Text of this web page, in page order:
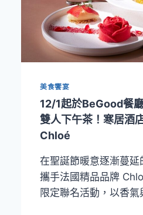
美食饗宴
12/1起於BeGood餐
雙人下午茶！寒居酒
Chloé
在聖誕節暖意逐漸蔓
攜手法國精品品牌
限定聯名活動，以香